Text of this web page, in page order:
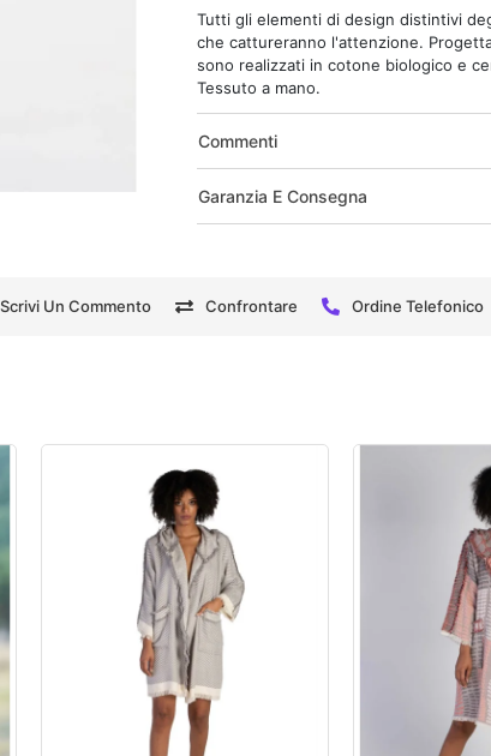
Tutti gli elementi di design distintivi
che cattureranno l'attenzione.
sono realizzati in cotone biologico e
Tessuto a mano.
Commenti
Garanzia E Consegna
Scrivi Un Commento Confrontare Ordine Telefonico